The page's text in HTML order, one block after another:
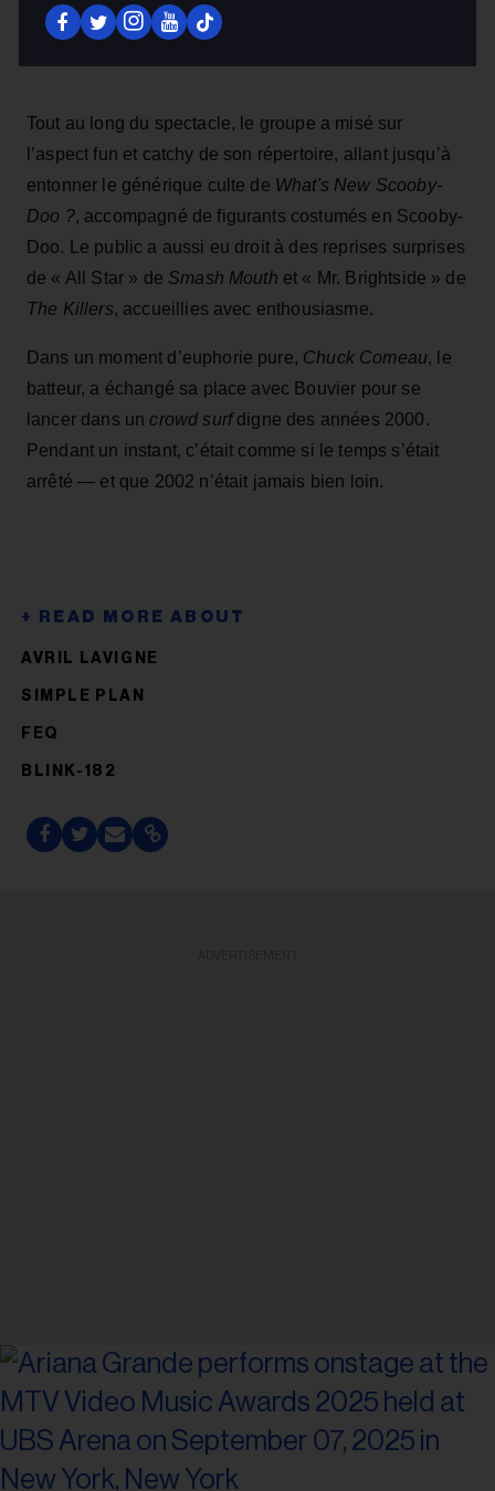
Tout au long du spectacle, le groupe a misé sur
l’aspect fun et catchy de son répertoire, allant jusqu’à
entonner le générique culte de What's New Scooby-
Doo ?, accompagné de figurants costumés en Scooby-
Doo. Le public a aussi eu droit à des reprises surprises
de « All Star » de Smash Mouth et « Mr. Brightside » de
The Killers, accueillies avec enthousiasme.
Dans un moment d’euphorie pure, Chuck Comeau, le
batteur, a échangé sa place avec Bouvier pour se
lancer dans un crowd surfdigne des années 2000.
Pendant un instant, c’était comme si le temps s’était
arrêté — et que 2002 n’était jamais bien loin.
AVRIL LAVIGNE
SIMPLE PLAN
FEQ
BLINK-182